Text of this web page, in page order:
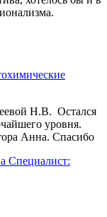
Н.В. Остался
уровня.
Анна. Спасибо
Специалист: